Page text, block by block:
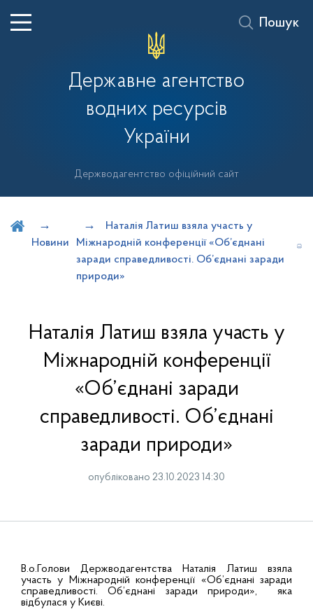
Державне агентство
водних ресурсів
України
Держводагентство офіційний сайт
Пошук
Новини
Наталія Латиш взяла участь у
Міжнародній конференції «Об’єднані
заради справедливості. Об’єднані заради
природи»
Наталія Латиш взяла участь у
Міжнародній конференції
«Об’єднані заради
справедливості. Об’єднані
заради природи»
опубліковано 23.10.2023 14:30
В.о.Голови Держводагентства Наталія Латиш взяла
участь у Міжнародній конференції «Об’єднані заради
справедливості. Об’єднані заради природи», яка
відбулася у Києві.